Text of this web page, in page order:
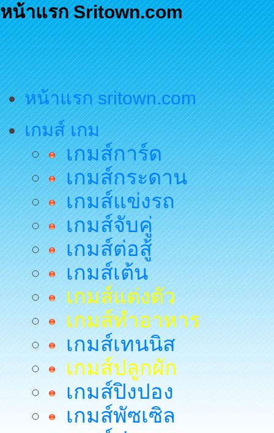
หน้าแรก Sritown.com
หน้าแรก sritown.com
เกมส์ เกม
เกมส์การ์ด
เกมส์กระดาน
เกมส์แข่งรถ
เกมส์จับคู่
เกมส์ต่อสู้
เกมส์เต้น
เกมส์แต่งตัว
เกมส์ทำอาหาร
เกมส์เทนนิส
เกมส์ปลูกผัก
เกมส์ปิงปอง
เกมส์พัซเซิล